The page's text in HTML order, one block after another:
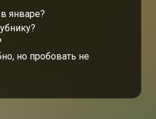
январе?
но пробовать не